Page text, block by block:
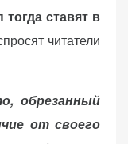
ставят в
читатели
обрезанный
от своего